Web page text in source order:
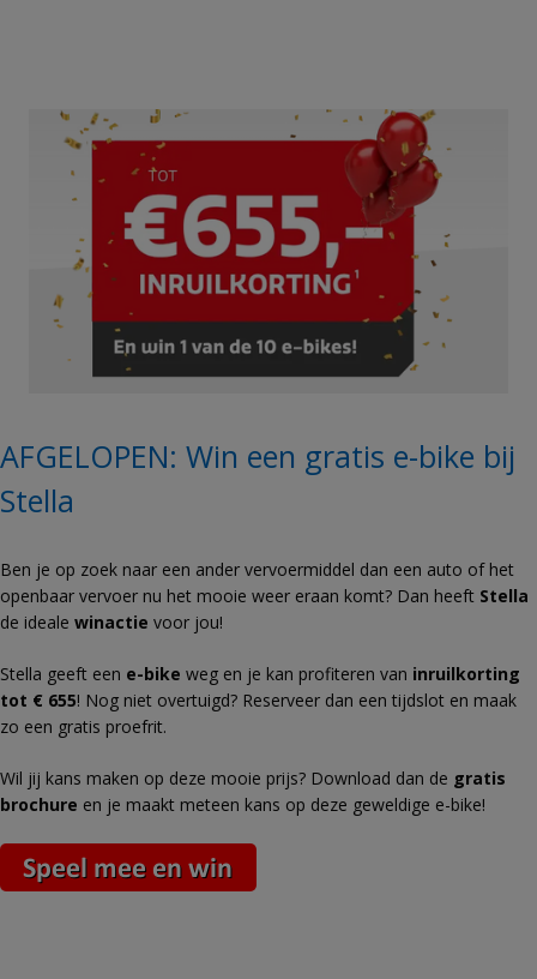
AFGELOPEN: Win een gratis e-bike bij
Stella
Ben je op zoek naar een ander vervoermiddel dan een auto of het
openbaar vervoer nu het mooie weer eraan komt? Dan heeft Stella
de ideale winactie voor jou!
Stella geeft een e-bike weg en je kan profiteren van inruilkorting
tot € 655! Nog niet overtuigd? Reserveer dan een tijdslot en maak
zo een gratis proefrit.
Wil jij kans maken op deze mooie prijs? Download dan de gratis
brochure en je maakt meteen kans op deze geweldige e-bike!